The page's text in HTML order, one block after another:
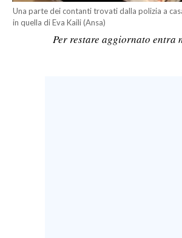
SPORT
RISULTATI E CLASSIFICHE
Una parte dei contanti trovati dalla polizia a
in quella di Eva Kaili (Ansa)
Per restare aggiornato entra